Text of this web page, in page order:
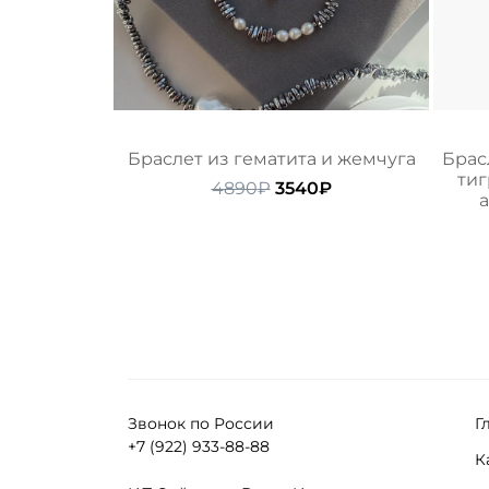
Браслет из гематита и жемчуга
4890₽ Первоначальная
3540₽Текущая
Звонок по России
+7 (922) 933-88-88